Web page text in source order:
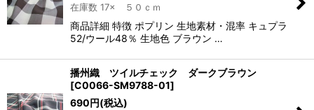
在庫数 17× ５０ｃｍ
商品詳細 特徴 ポプリン 生地素材・混率 キュプラ
52/ウール48％ 生地色 ブラウン …
播州織 ツイルチェック ダークブラウン
[C0066-SM9788-01]
690円(税込)